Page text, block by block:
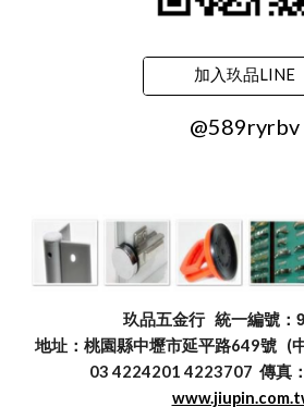
加入玖品LINE
@589ryrbv
玖品五金行 統一編號：
地址：桃園縣中壢市延平路649號 (
03 4224201 4223707 傳真